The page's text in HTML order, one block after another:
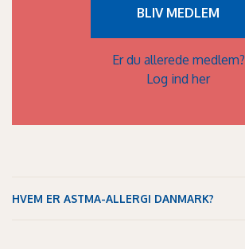
BLIV MEDLEM
Er du allerede medlem?
Log ind her
HVEM ER ASTMA-ALLERGI DANMARK?